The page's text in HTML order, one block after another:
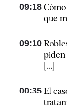
09:18
que
09:10
piden
[...]
00:35 El